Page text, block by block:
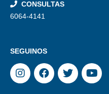
CONSULTAS
6064-4141
SEGUINOS